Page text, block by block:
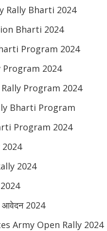
Rally Bharti 2024
Bharti 2024
Program 2024
Program 2024
Program 2024
Bharti Program
Program 2024
2024
आवेदन 2024
Army Open Rally 2024